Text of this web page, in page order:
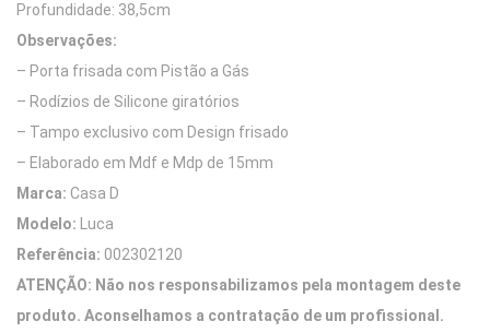
Profundidade: 38,5cm
Observações:
– Porta frisada com Pistão a Gás
– Rodízios de Silicone giratórios
– Tampo exclusivo com Design frisado
– Elaborado em Mdf e Mdp de 15mm
Marca: Casa D
Modelo:
Luca
Referência: 002302120
ATENÇÃO: Não nos responsabilizamos pela montagem deste
produto. Aconselhamos a contratação de um profissional.